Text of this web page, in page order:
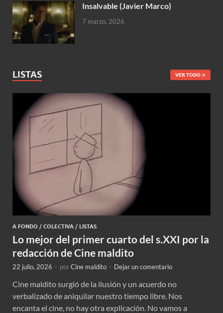
Insalvable (Javier Marco)
7 marzo, 2026
LISTAS VER TODO
A FONDO / COLECTIVA / LISTAS
Lo mejor del primer cuarto del s.XXI por la
redacción de Cine maldito
22 julio, 2026 - porCine maldito - Dejar un comentario
Cine maldito surgió de la ilusión y un acuerdo no
verbalizado de aniquilar nuestro tiempo libre. Nos
encanta el cine, no hay otra explicación. No vamos a